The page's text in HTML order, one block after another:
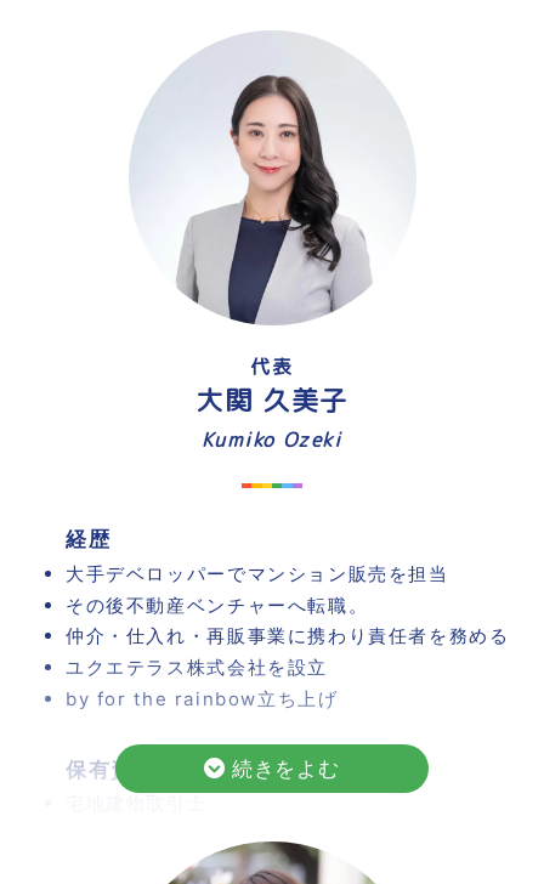
代表
大関 久美子
Kumiko Ozeki
経歴
大手デベロッパーでマンション販売を担当
その後不動産ベンチャーへ転職。
仲介・仕入れ・再販事業に携わり責任者を務める
ユクエテラス株式会社を設立
by for the rainbow立ち上げ
保有資格